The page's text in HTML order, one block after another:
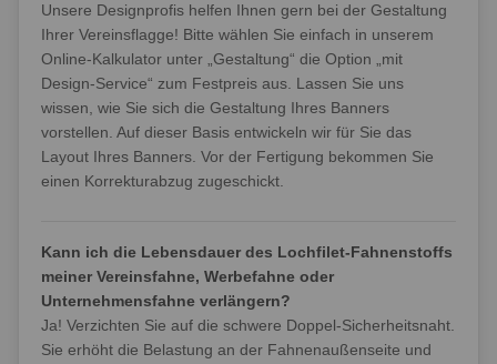
Unsere Designprofis helfen Ihnen gern bei der Gestaltung
Ihrer Vereinsflagge! Bitte wählen Sie einfach in unserem
Online-Kalkulator unter „Gestaltung“ die Option „mit
Design-Service“ zum Festpreis aus. Lassen Sie uns
wissen, wie Sie sich die Gestaltung Ihres Banners
vorstellen. Auf dieser Basis entwickeln wir für Sie das
Layout Ihres Banners. Vor der Fertigung bekommen Sie
einen Korrekturabzug zugeschickt.
Kann ich die Lebensdauer des Lochfilet-Fahnenstoffs
meiner Vereinsfahne, Werbefahne oder
Unternehmensfahne verlängern?
Ja! Verzichten Sie auf die schwere Doppel-Sicherheitsnaht.
Sie erhöht die Belastung an der Fahnenaußenseite und